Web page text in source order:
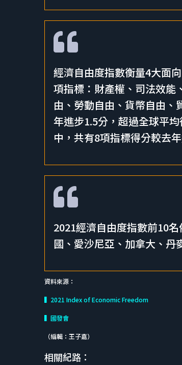
經濟自由度指數衡量4大面
項指標：財產權、司法效能
由、勞動自由、貨幣自由、
年進步1.5分，超過全球平
中，共有8項指標得分較去
2021經濟自由度指數前10
國、愛沙尼亞、加拿大、丹
資料來源：
▍2021 Index of Economic Freedom
▍國發會
（編輯：王子嘉）
相關紀路：